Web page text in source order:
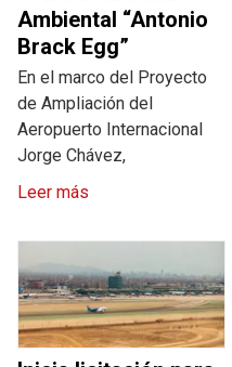
Ambiental “Antonio
Brack Egg”
En el marco del Proyecto
de Ampliación del
Aeropuerto Internacional
Jorge Chávez,
Leer más